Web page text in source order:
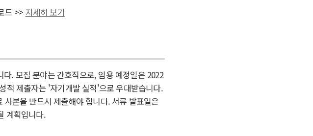
드 >> 자세히 보기
. 모집 분야는 간호직으로, 임용 예정일은 2022
적 제출자는 '자기개발 실적'으로 우대받습니다.
본을 반드시 제출해야 합니다. 서류 발표일은
계획입니다.